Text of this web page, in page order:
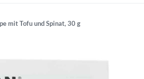
mit Tofu und Spinat, 30 g